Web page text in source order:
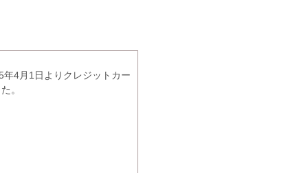
4月1日よりクレジットカー
。